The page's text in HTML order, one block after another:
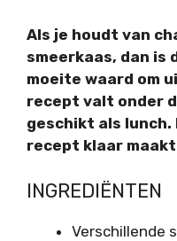
Als je houdt van
smeerkaas, dan is
moeite waard om
recept valt onder
geschikt als lunch.
recept klaar
INGREDIËNTEN
Verschillende